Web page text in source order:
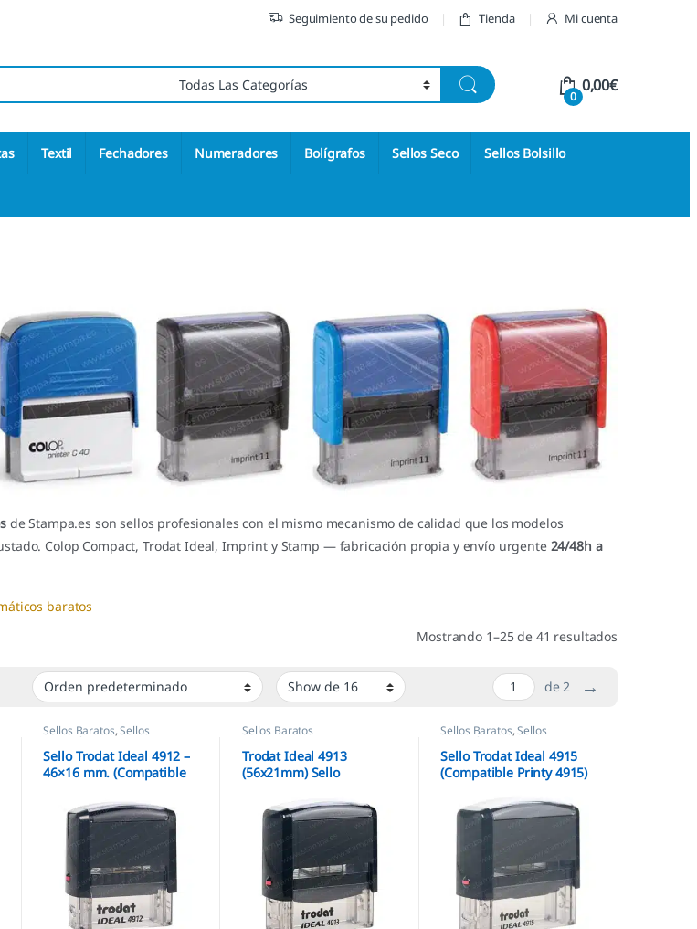
Seguimiento de su pedido Tienda Mi cuenta
0
0,00€
Textil Fechadores Numeradores Bolígrafos Sellos Seco Sellos Bolsillo
de Stampa.es son sellos profesionales con el mismo mecanismo de calidad que los modelos
Colop Compact, Trodat Ideal, Imprint y Stamp — fabricación propia y envío urgente 24/48h a
baratos
Mostrando 1–25 de 41 resultados
de 2 →
Sellos Baratos,Sellos
Automáticos
Sello Trodat Ideal 4912 –
46×16 mm. (Compatible
Sellos Baratos
Trodat Ideal 4913
(56x21mm) Sello
Personalizado
Sellos Baratos,Sellos
Automáticos
Sello Trodat Ideal 4915
(Compatible Printy 4915)